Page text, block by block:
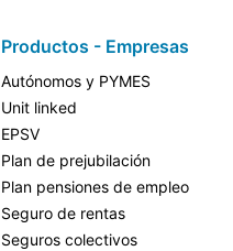
Productos - Empresas
Autónomos y PYMES
Unit linked
EPSV
Plan de prejubilación
Plan pensiones de empleo
Seguro de rentas
Seguros colectivos